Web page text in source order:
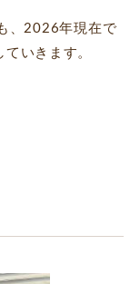
、2026年現在で
いきます。